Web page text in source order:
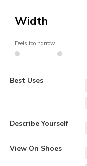
Width
Feels too narrow
Best Uses
Describe Yourself
View On Shoes